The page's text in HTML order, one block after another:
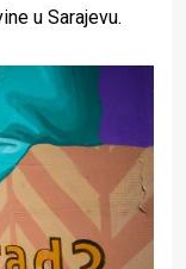
u Sarajevu.